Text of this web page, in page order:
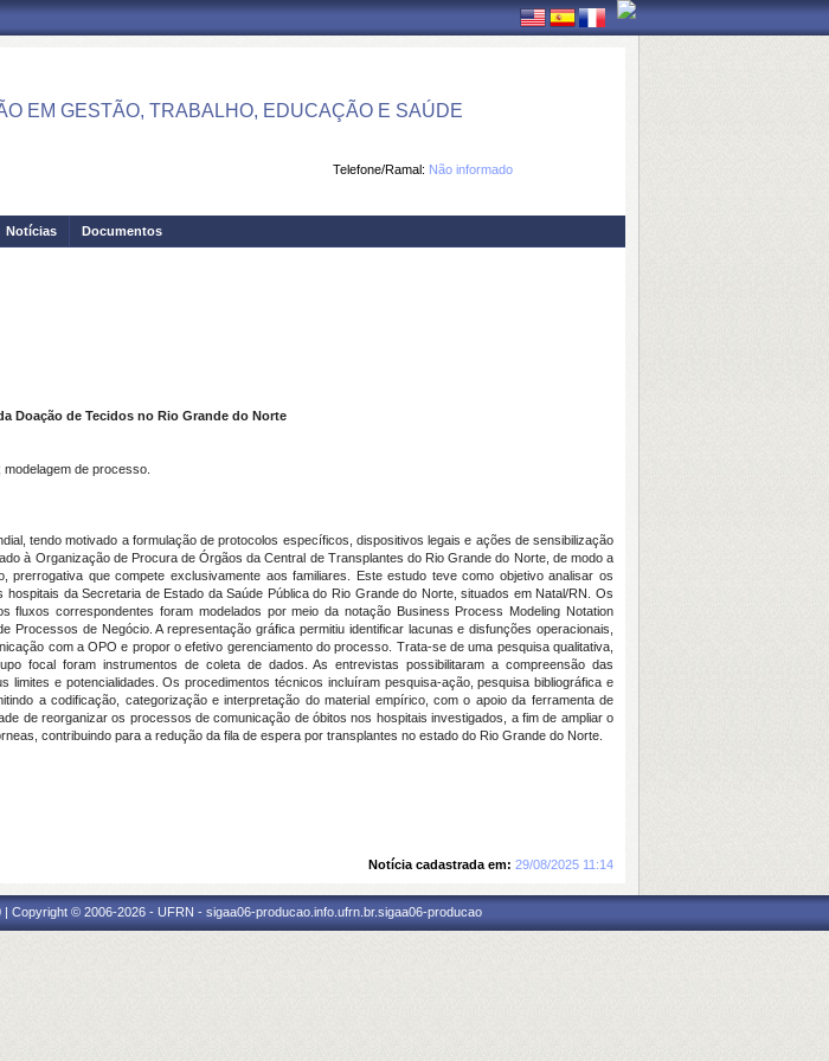
EM GESTÃO, TRABALHO, EDUCAÇÃO E SAÚDE
Telefone/Ramal: Não informado
Notícias Documentos
Doação de Tecidos no Rio Grande do Norte
de processo.
tendo motivado a formulação de protocolos específicos, dispositivos legais e ações de sensibilização
à Organização de Procura de Órgãos da Central de Transplantes do Rio Grande do Norte, de modo a
que compete exclusivamente aos familiares. Este estudo teve como objetivo analisar os
da Secretaria de Estado da Saúde Pública do Rio Grande do Norte, situados em Natal/RN. Os
correspondentes foram modelados por meio da notação Business Process Modeling Notation
de Negócio. A representação gráfica permitiu identificar lacunas e disfunções operacionais,
com a OPO e propor o efetivo gerenciamento do processo. Trata-se de uma pesquisa qualitativa,
focal foram instrumentos de coleta de dados. As entrevistas possibilitaram a compreensão das
e potencialidades. Os procedimentos técnicos incluíram pesquisa-ação, pesquisa bibliográfica e
a codificação, categorização e interpretação do material empírico, com o apoio da ferramenta de
de reorganizar os processos de comunicação de óbitos nos hospitais investigados, a fim de ampliar o
contribuindo para a redução da fila de espera por transplantes no estado do Rio Grande do Norte.
Notícia cadastrada em: 29/08/2025 11:14
Copyright © 2006-2026 - UFRN - sigaa06-producao.info.ufrn.br.sigaa06-producao